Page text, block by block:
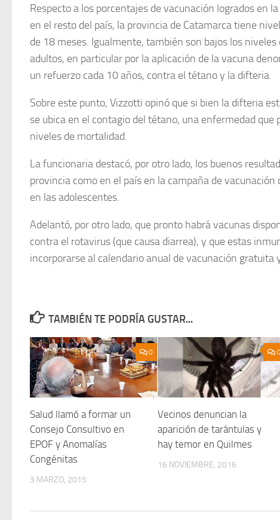
Respecto a los porcentajes de vacunación logrados en
en el resto del país, la provincia de Catamarca tiene
de 18 meses. Igualmente, también son bajos los
adultos, en particular por la aplicación de la vacuna
un refuerzo cada 10 años, contra el tétano y la difteria.
Sobre este punto, Vizzotti opinó que si bien la difteria
se ubica en el contagio del tétano, una enfermedad
niveles de mortalidad.
La funcionaria destacó, por otro lado, los buenos
provincia como en el país en la campaña de
en las adolescentes.
Adelantó, por otro lado, que pronto habrá vacunas
contra el rotavirus (que causa diarrea), y que estas
incorporarse al calendario anual de vacunación gratuita
TAMBIÉN TE PODRÍA GUSTAR...
0
Salud llamó a formar un
Consejo Consultivo en
EPOF y Anomalías
Congénitas
3 MARZO, 2015
Vecinos denuncian la
aparición de tarántulas y
hay temor en Quilmes
16 NOVIEMBRE, 2016